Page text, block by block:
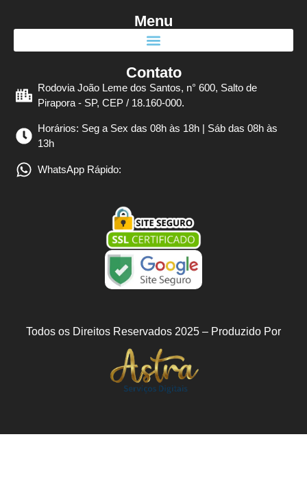
Menu
Contato
Rodovia João Leme dos Santos, n° 600, Salto de
Pirapora - SP, CEP / 18.160-000.
Horários: Seg a Sex das 08h às 18h | Sáb das 08h às
13h
WhatsApp Rápido:
Todos os Direitos Reservados 2025 – Produzido Por